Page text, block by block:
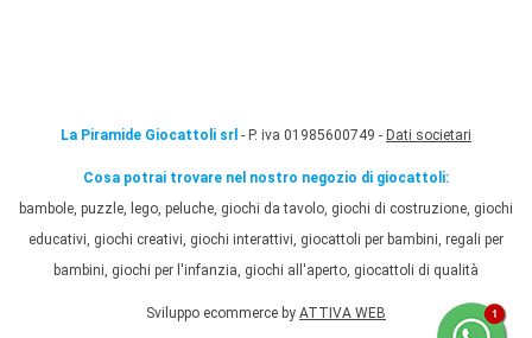
La Piramide Giocattoli srl - P. iva 01985600749 - Dati societari
Cosa potrai trovare nel nostro negozio di giocattoli:
bambole, puzzle, lego, peluche, giochi da tavolo, giochi di costruzione, giochi
educativi, giochi creativi, giochi interattivi, giocattoli per bambini, regali per
bambini, giochi per l'infanzia, giochi all'aperto, giocattoli di qualità
Sviluppo ecommerce by ATTIVA WEB